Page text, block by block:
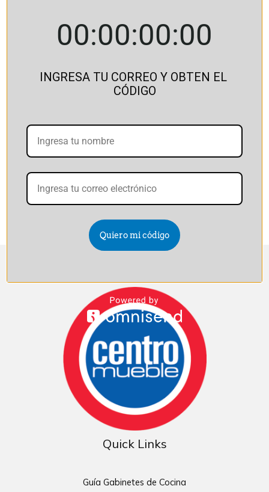
Añadir al
carrito
Mas
Información
COM073
Proceso de compra ▼
Sistema de Apartado ▼
Muestras de Colores ▼
Servicio de Flete ▼
Quick Links
Guía Gabinetes de Cocina
00:00:00:00
INGRESA TU CORREO Y OBTEN EL
CÓDIGO
Quiero mi código